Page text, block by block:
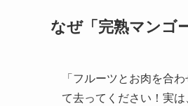
なぜ「完熟マンゴ
「フルーツとお肉を合
て去ってください！実